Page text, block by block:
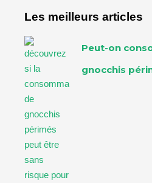
Les meilleurs articles
Peut-on
gnocchis